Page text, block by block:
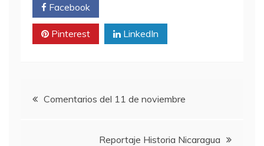
Facebook
Pinterest LinkedIn
Navegación
Comentarios del 11 de noviembre
Reportaje Historia Nicaragua